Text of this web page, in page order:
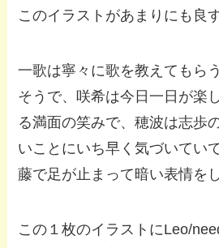
このイラストがあまりにも良
一歌は寧々に歌を教えてもら
そうで、咲希は今日一日が楽
る満面の笑みで、穂波は志歩
いことにいち早く気づいてい
藤で足が止まって暗い表情を
この１枚のイラストにLeo/